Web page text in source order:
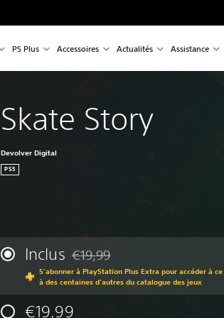
PS Plus Accessoires Actualités Assistance
Skate Story
Devolver Digital
PS5
Inclus Remise par rapport au prix
€19,99
S'abonner à PlayStation Plus Extra pour accéder à
à des centaines d'autres du catalogue des jeux
€19,99